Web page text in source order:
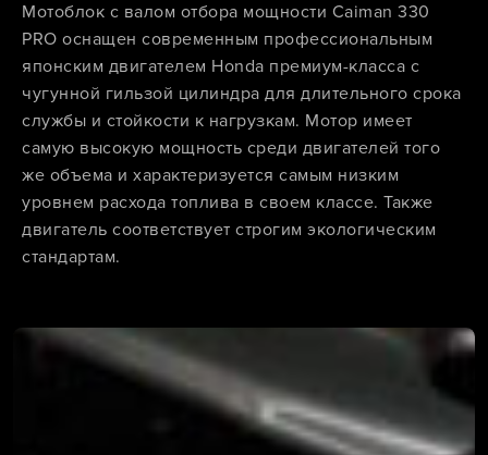
Мотоблок с валом отбора мощности Caiman 330
PRO оснащен современным профессиональным
японским двигателем Honda премиум-класса с
чугунной гильзой цилиндра для длительного срока
службы и стойкости к нагрузкам. Мотор имеет
самую высокую мощность среди двигателей того
же объема и характеризуется самым низким
уровнем расхода топлива в своем классе. Также
двигатель соответствует строгим экологическим
стандартам.